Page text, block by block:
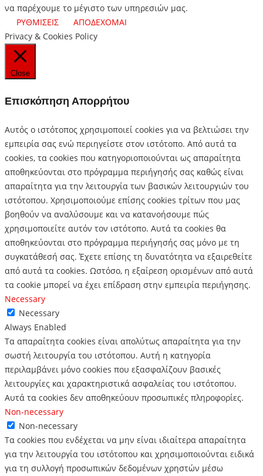
να παρέχουμε το μέγιστο των υπηρεσιών μας.
ΡΥΘΜΙΣΕΙΣ
ΑΠΟΔΕΧΟΜΑΙ
Privacy & Cookies Policy
Close
Επισκόπηση Απορρήτου
Αυτός ο ιστότοπος χρησιμοποιεί cookies για να βελτιώσει την
εμπειρία σας ενώ περιηγείστε στον ιστότοπο. Από αυτά τα
cookies, τα cookies που κατηγοριοποιούνται ως απαραίτητα
αποθηκεύονται στο πρόγραμμα περιήγησής σας καθώς είναι
απαραίτητα για την λειτουργία των βασικών λειτουργιών του
ιστότοπου. Χρησιμοποιούμε επίσης cookies τρίτων που μας
βοηθούν να αναλύσουμε και να κατανοήσουμε πώς
χρησιμοποιείτε αυτόν τον ιστότοπο. Αυτά τα cookies θα
αποθηκεύονται στο πρόγραμμα περιήγησής σας μόνο με τη
συγκατάθεσή σας. Έχετε επίσης τη δυνατότητα να εξαιρεθείτε
από αυτά τα cookies. Ωστόσο, η εξαίρεση ορισμένων από αυτά
τα cookie μπορεί να έχει επίδραση στην εμπειρία περιήγησης.
Necessary
Necessary
Always Enabled
Τα απαραίτητα cookies είναι απολύτως απαραίτητα για την
σωστή λειτουργία του ιστότοπου. Αυτή η κατηγορία
περιλαμβάνει μόνο cookies που εξασφαλίζουν βασικές
λειτουργίες και χαρακτηριστικά ασφαλείας του ιστότοπου.
Αυτά τα cookies δεν αποθηκεύουν προσωπικές πληροφορίες.
Non-necessary
Non-necessary
Τα cookies που ενδέχεται να μην είναι ιδιαίτερα απαραίτητα
για την λειτουργία του ιστότοπου και χρησιμοποιούνται ειδικά
για τη συλλογή προσωπικών δεδομένων χρηστών μέσω